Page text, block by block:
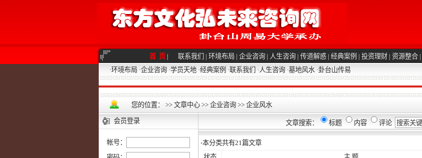
首 页 | 联系我们 | 环境布局 | 企业咨询 | 人生咨询 | 传道解惑 | 经典案例 | 投资理财 | 资源整合 |
·环境布局 ·企业咨询 ·学员天地 ·经典案例 ·联系我们 ·人生咨询 ·墓地风水 ·卦台山传易
您的位置： >> 文章中心 >> 企业咨询 >> 企业风水
会员登录
帐号：
文章搜索： 标题 内容 评论
·本分类共有21篇文章